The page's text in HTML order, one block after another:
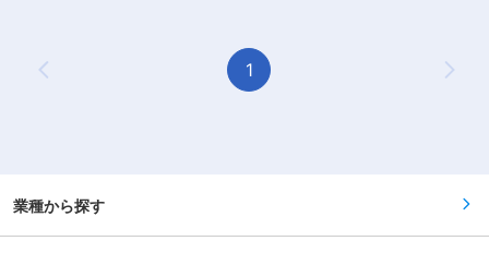
業務全般（出向等含む）に従事いただく可能性あ
り
月：放射線管理の基礎を学習 ◎約3ヶ月〜半年：
現場研修で仕事の流れを習得し、半年後には先輩
しても安全」とされる目安の線量）の測定 ・線量
発電所・大型プラント工事の施工管理スキルが身
につく ・将来は発電所工事の中核人材として活躍
検・メンテナンス工事を安全・円滑に進める管理
業務をお任せします。 発電所を支え、日本のイン
フラを守る社会貢献性の高い仕事です。 ＜具体的
Previous Page
1
業種から探す